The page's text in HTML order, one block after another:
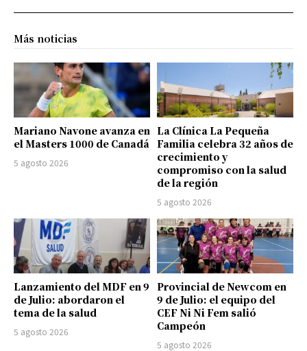
Más noticias
Mariano Navone avanza en
el Masters 1000 de Canadá
5 agosto 2026
La Clínica La Pequeña
Familia celebra 32 años de
crecimiento y
compromiso con la salud
de la región
5 agosto 2026
Lanzamiento del MDF en 9
de Julio: abordaron el
tema de la salud
5 agosto 2026
Provincial de Newcom en
9 de Julio: el equipo del
CEF Ni Ni Fem salió
Campeón
5 agosto 2026